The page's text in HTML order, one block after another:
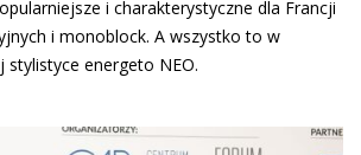
i charakterystyczne dla Francji
i monoblock. A wszystko to w
stylistyce energeto NEO.